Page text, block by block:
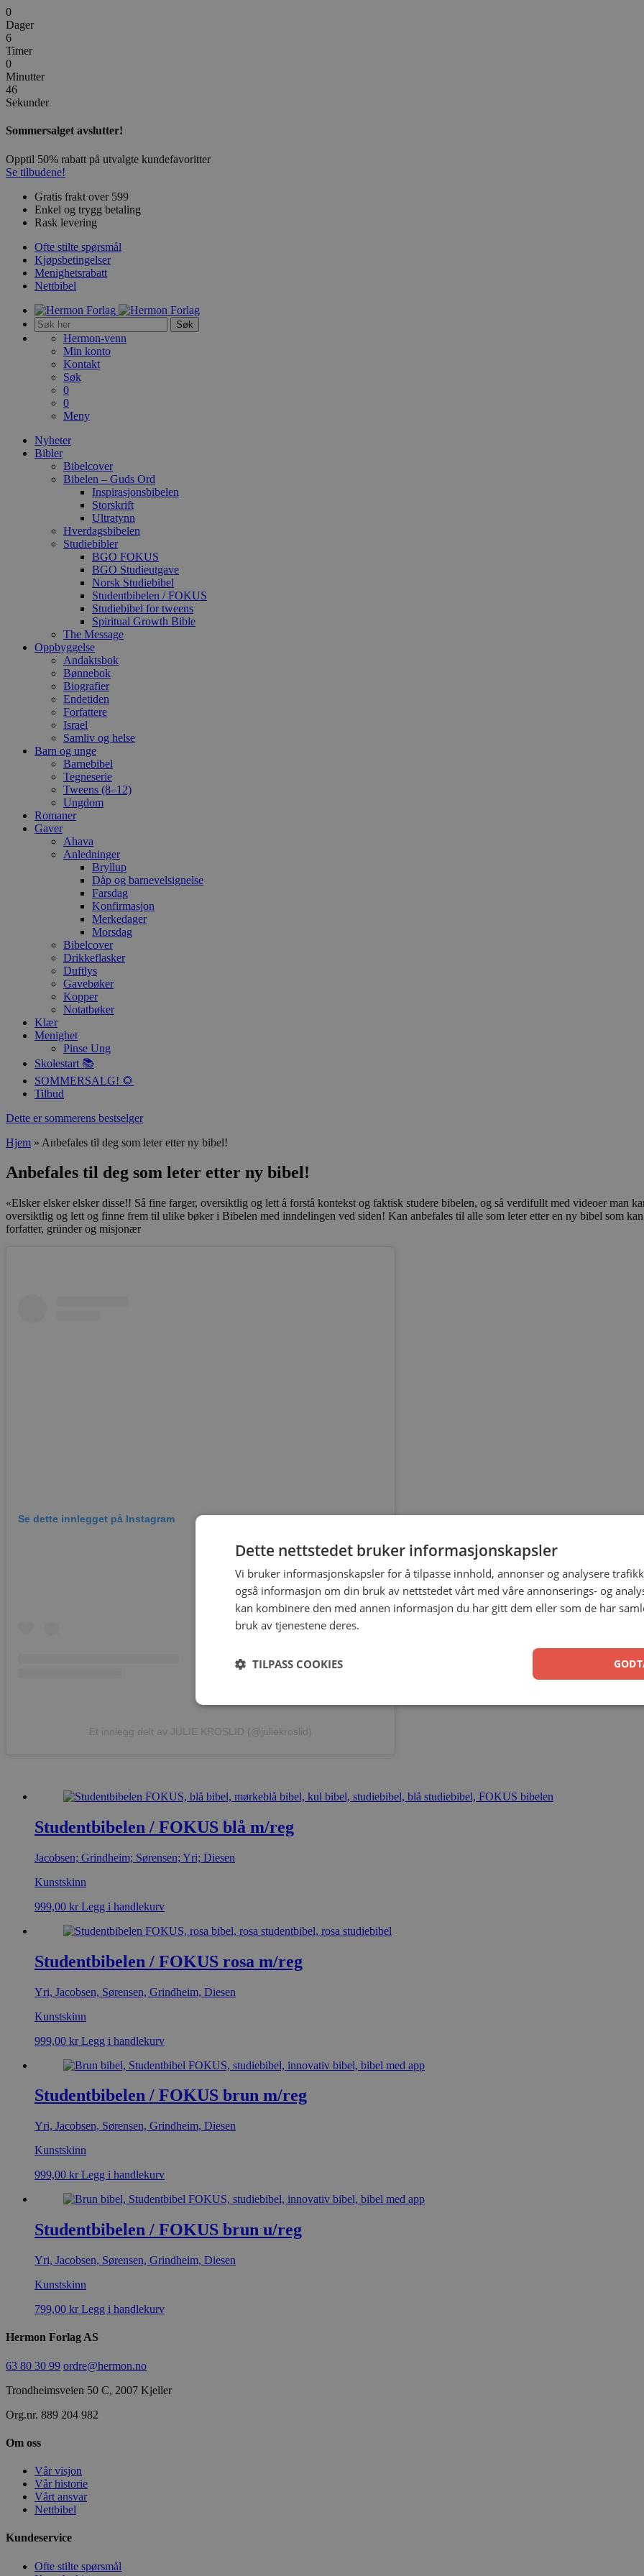
0
Dager
6
Timer
0
Minutter
46
Sekunder
Sommersalget avslutter!
Opptil 50% rabatt på utvalgte kundefavoritter
Se tilbudene!
Gratis frakt over 599
Enkel og trygg betaling
Rask levering
Ofte stilte spørsmål
Kjøpsbetingelser
Menighetsrabatt
Nettbibel
Søk
Hermon-venn
Min konto
Kontakt
Søk
0
0
Meny
Nyheter
Bibler
Bibelcover
Bibelen – Guds Ord
Inspirasjonsbibelen
Storskrift
Ultratynn
Hverdagsbibelen
Studiebibler
BGO FOKUS
BGO Studieutgave
Norsk Studiebibel
Studentbibelen / FOKUS
Studiebibel for tweens
Spiritual Growth Bible
The Message
Oppbyggelse
Andaktsbok
Bønnebok
Biografier
Endetiden
Forfattere
Israel
Samliv og helse
Barn og unge
Barnebibel
Tegneserie
Tweens (8–12)
Ungdom
Romaner
Gaver
Ahava
Anledninger
Bryllup
Dåp og barnevelsignelse
Farsdag
Konfirmasjon
Merkedager
Morsdag
Bibelcover
Drikkeflasker
Duftlys
Gavebøker
Kopper
Notatbøker
Klær
Menighet
Pinse Ung
Skolestart 📚
SOMMERSALG! 🌻
Tilbud
Dette er sommerens bestselger
Hjem » Anbefales til deg som leter etter ny bibel!
Anbefales til deg som leter etter ny bibel!
«Elsker elsker elsker disse!! Så fine farger, oversiktlig og lett å forstå kontekst og faktisk studere bibelen, og så verdifullt med videoer man
oversiktlig og lett og finne frem til ulike bøker i Bibelen med inndelingen ved siden! Kan anbefales til alle som leter etter en ny bibel som
forfatter, gründer og misjonær
Se dette innlegget på Instagram
Et innlegg delt av JULIE KROSLID (@juliekroslid)
Studentbibelen / FOKUS blå m/reg
Jacobsen; Grindheim; Sørensen; Yri; Diesen
Kunstskinn
999,00 kr Legg i handlekurv
Studentbibelen / FOKUS rosa m/reg
Yri, Jacobsen, Sørensen, Grindheim, Diesen
Kunstskinn
999,00 kr Legg i handlekurv
Studentbibelen / FOKUS brun m/reg
Yri, Jacobsen, Sørensen, Grindheim, Diesen
Kunstskinn
999,00 kr Legg i handlekurv
Studentbibelen / FOKUS brun u/reg
Yri, Jacobsen, Sørensen, Grindheim, Diesen
Kunstskinn
799,00 kr Legg i handlekurv
Hermon Forlag AS
63 80 30 99 ordre@hermon.no
Trondheimsveien 50 C, 2007 Kjeller
Org.nr. 889 204 982
Om oss
Vår visjon
Vår historie
Vårt ansvar
Nettbibel
Kundeservice
Ofte stilte spørsmål
Dette nettstedet bruker informasjonskapsler
Vi bruker informasjonskapsler for å tilpasse innhold, annonser og analysere
også informasjon om din bruk av nettstedet vårt med våre annonserings- og
kan kombinere den med annen informasjon du har gitt dem eller som de har
bruk av tjenestene deres.
TILPASS COOKIES